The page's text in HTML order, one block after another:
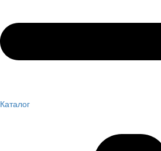
Каталог